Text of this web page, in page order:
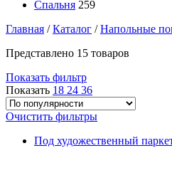
Спальня 259
Главная /Каталог /Напольные
Представлено 15 товаров
Показать фильтр
Показать 18 24 36
Очистить фильтры
Под художественный